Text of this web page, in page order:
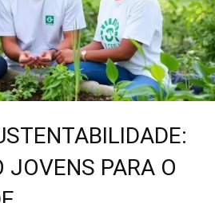
JOVENS PARA O